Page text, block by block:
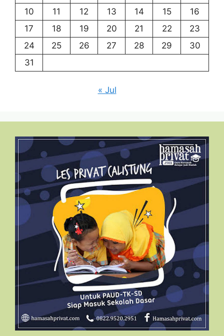
10
11 12 13 14 15
16
17
18 19 20 21 22
23
24
25 26 27 28 29
30
31
« Jul